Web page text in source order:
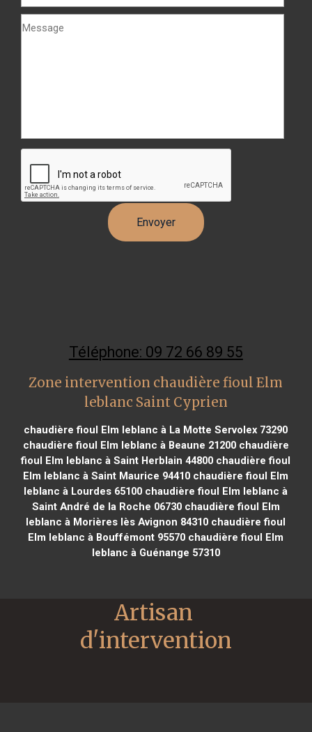
Téléphone: 09 72 66 89 55
Zone intervention chaudière fioul Elm
leblanc Saint Cyprien
chaudière fioul Elm leblanc à La Motte Servolex 73290
chaudière fioul Elm leblanc à Beaune 21200chaudière
fioul Elm leblanc à Saint Herblain 44800 chaudière fioul
Elm leblanc à Saint Maurice 94410 chaudière fioul Elm
leblanc à Lourdes 65100 chaudière fioul Elm leblanc à
Saint André de la Roche 06730chaudière fioul Elm
leblanc à Morières lès Avignon 84310 chaudière fioul
Elm leblanc à Bouffémont 95570 chaudière fioul Elm
leblanc à Guénange 57310
Artisan
d'intervention